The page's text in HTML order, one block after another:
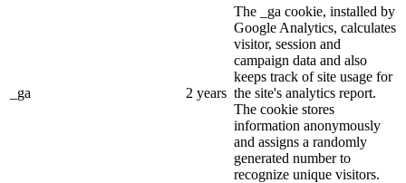
_ga 2 years
The _ga cookie, installed by
Google Analytics, calculates
visitor, session and
campaign data and also
keeps track of site usage for
the site's analytics report.
The cookie stores
information anonymously
and assigns a randomly
generated number to
recognize unique visitors.